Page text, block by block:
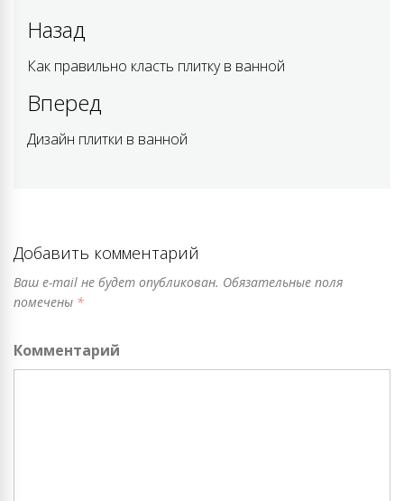
Навигация
по
записям
Назад
Previous
Как правильно класть плитку в ванной
Вперед
Next
Дизайн плитки в ванной
Добавить комментарий
Ваш e-mail не будет опубликован. Обязательные поля
помечены *
Комментарий